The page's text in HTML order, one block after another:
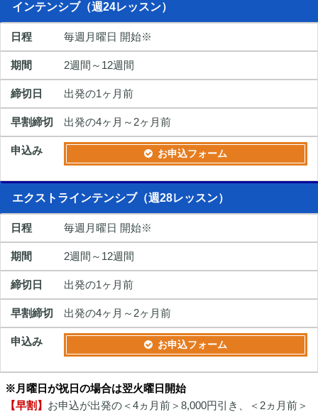
インテンシブ（週24レッスン）
毎週月曜日 開始※
2週間～12週間
出発の1ヶ月前
出発の4ヶ月～2ヶ月前
お申込フォーム
エクストラインテンシブ（週28レッスン）
毎週月曜日 開始※
2週間～12週間
出発の1ヶ月前
出発の4ヶ月～2ヶ月前
お申込フォーム
※月曜日が祝日の場合は翌火曜日開始
【早割】 お申込が出発の＜4ヵ月前＞8,000円引き、＜2ヵ月前＞